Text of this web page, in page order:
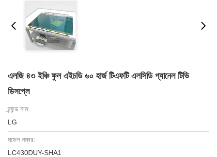
এলজি ৪৩ ইঞ্চি ফুল এইচডি ৬০ হার্জ টিএফটি এলসিডি প্যানেল টিভি
ডিসপ্লে
ব্র্যান্ড নাম:
LG
মডেল নম্বর:
LC430DUY-SHA1